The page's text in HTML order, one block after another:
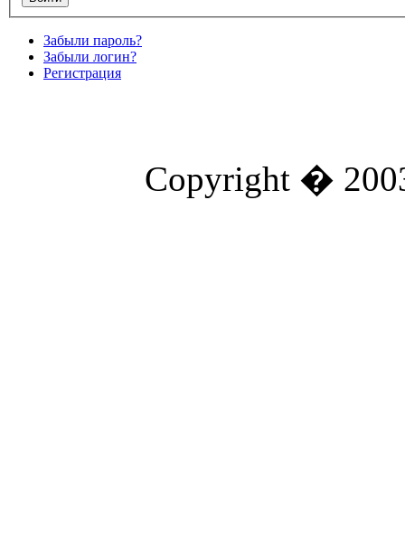
Забыли пароль?
Забыли логин?
Регистрация
Copyright �